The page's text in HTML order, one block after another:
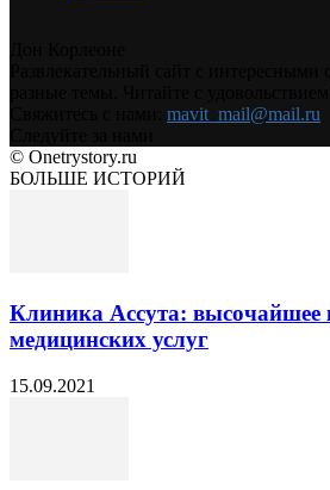
mavit_mail@mail.ru
© Onetrystory.ru
БОЛЬШЕ ИСТОРИЙ
Клиника Ассута: высочайшее
медицинских услуг
15.09.2021